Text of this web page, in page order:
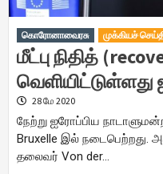
கொரோனாவைரசு முக்கியச்
மீட்பு நிதித்
28 மே 2020
நேற்று ஐரோப்பிய
Bruxelle இல்
தலைவர் Von der…